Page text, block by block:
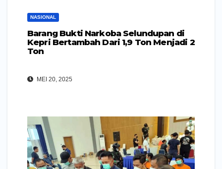
NASIONAL
Barang Bukti Narkoba Selundupan di
Kepri Bertambah Dari 1,9 Ton Menjadi 2
Ton
MEI 20, 2025